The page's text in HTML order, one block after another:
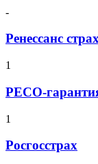
-
Ренессанс
1
РЕСО-
1
Росгосстрах